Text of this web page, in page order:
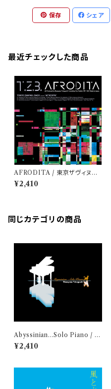
保存 シェア
最近チェックした商品
AFRODITA / 東京ザヴィヌル
バッハ
¥2,410
同じカテゴリの商品
Abyssinian...Solo Piano / 坪
口昌恭
¥2,410